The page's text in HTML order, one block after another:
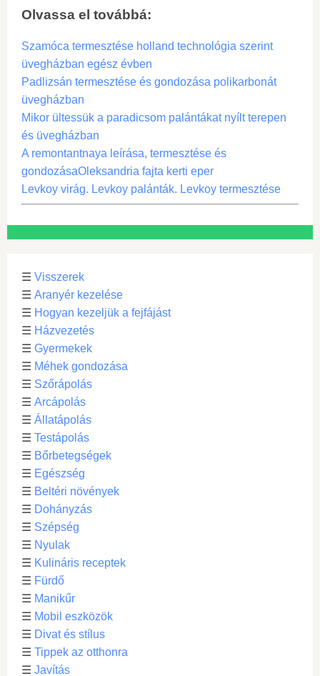
Olvassa el továbbá:
Szamóca termesztése holland technológia szerint
üvegházban egész évben
Padlizsán termesztése és gondozása polikarbonát
üvegházban
Mikor ültessük a paradicsom palántákat nyílt terepen
és üvegházban
A remontantnaya leírása, termesztése és
gondozásaOleksandria fajta kerti eper
Levkoy virág. Levkoy palánták. Levkoy termesztése
☰ Visszerek
☰ Aranyér kezelése
☰ Hogyan kezeljük a fejfájást
☰ Házvezetés
☰ Gyermekek
☰ Méhek gondozása
☰ Szőrápolás
☰ Arcápolás
☰ Állatápolás
☰ Testápolás
☰ Bőrbetegségek
☰ Egészség
☰ Beltéri növények
☰ Dohányzás
☰ Szépség
☰ Nyulak
☰ Kulináris receptek
☰ Fürdő
☰ Manikűr
☰ Mobil eszközök
☰ Divat és stílus
☰ Tippek az otthonra
☰ Javítás